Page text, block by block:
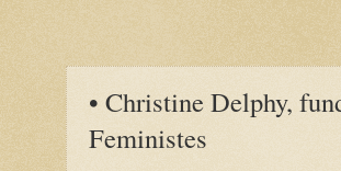
• Christine Delphy,
Feministes